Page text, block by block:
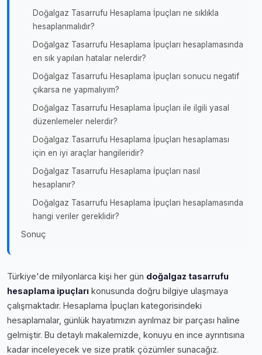
Doğalgaz Tasarrufu Hesaplama İpuçları ne sıklıkla
hesaplanmalıdır?
Doğalgaz Tasarrufu Hesaplama İpuçları hesaplamasında
en sık yapılan hatalar nelerdir?
Doğalgaz Tasarrufu Hesaplama İpuçları sonucu negatif
çıkarsa ne yapmalıyım?
Doğalgaz Tasarrufu Hesaplama İpuçları ile ilgili yasal
düzenlemeler nelerdir?
Doğalgaz Tasarrufu Hesaplama İpuçları hesaplaması
için en iyi araçlar hangileridir?
Doğalgaz Tasarrufu Hesaplama İpuçları nasıl
hesaplanır?
Doğalgaz Tasarrufu Hesaplama İpuçları hesaplamasında
hangi veriler gereklidir?
Sonuç
Türkiye'de milyonlarca kişi her gün doğalgaz tasarrufu
hesaplama i̇puçları konusunda doğru bilgiye ulaşmaya
çalışmaktadır. Hesaplama İpuçları kategorisindeki
hesaplamalar, günlük hayatımızın ayrılmaz bir parçası haline
gelmiştir. Bu detaylı makalemizde, konuyu en ince ayrıntısına
kadar inceleyecek ve size pratik çözümler sunacağız.